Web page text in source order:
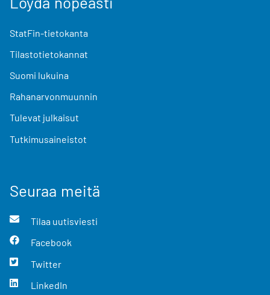
StatFin-tietokanta
Tilastotietokannat
Suomi lukuina
Rahanarvonmuunnin
Tulevat julkaisut
Tutkimusaineistot
Seuraa meitä
Tilaa uutisviesti
Facebook
Twitter
LinkedIn